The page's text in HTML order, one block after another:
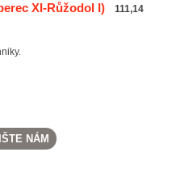
XI-Růžodol I)
111,14
NÁM